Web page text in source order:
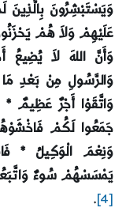
وَيَسْتَبْشِرُونَ
عَلَيْهِمْ وَلاَ هُمْ
وَأَنَّ اللهَ لاَ يُضِيعُ
وَالرَّسُولِ مِنْ بَعْدِ مَا
وَاتَّقَوْا أَجْرٌ عَظِيمٌ *
جَمَعُوا لَكُمْ فَاخْشَوْهُمْ
وَنِعْمَ الْوَكِيلُ *
يَمْسَسْهُمْ سُوءٌ
[4]
.